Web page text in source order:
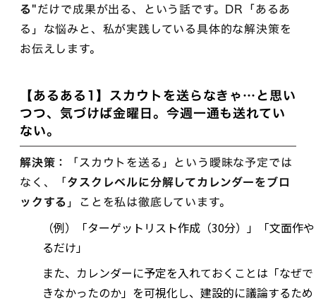
る"だけで成果が出る、という話です。DR「あるあ
る」な悩みと、私が実践している具体的な解決策を
お伝えします。
【あるある1】スカウトを送らなきゃ…と思い
つつ、気づけば金曜日。今週一通も送れてい
ない。
解決策：
「スカウトを送る」という曖昧な予定では
なく、「タスクレベルに分解してカレンダーをブロ
ックする」ことを私は徹底しています。
（例）「ターゲットリスト作成（30分）」「文面作や
るだけ」
また、カレンダーに予定を入れておくことは「なぜで
きなかったのか」を可視化し、建設的に議論するため